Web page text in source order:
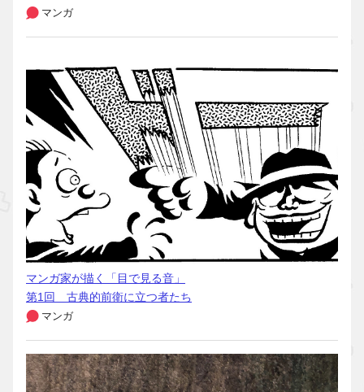
マンガ
マンガ家が描く「目で見る音」
第1回 古典的前衛に立つ者たち
マンガ